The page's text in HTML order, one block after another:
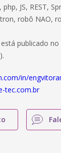
JS, REST,
robô NAO,
publicado no
in/
tec.com.br